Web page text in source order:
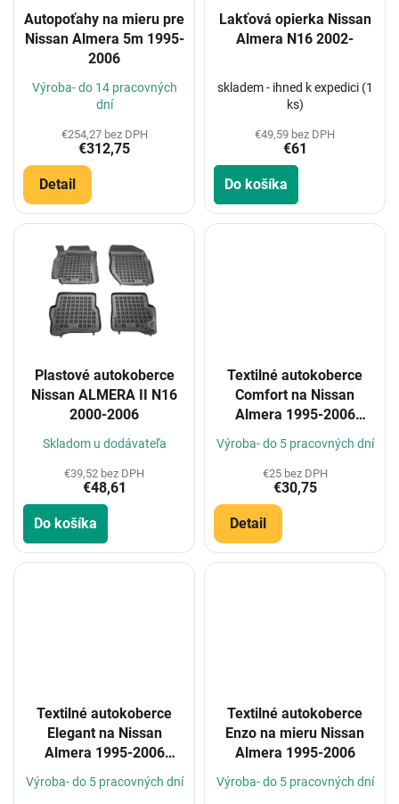
Autopoťahy na mieru pre
Nissan Almera 5m 1995-
2006
Výroba- do 14 pracovných
dní
€254,27 bez DPH
€312,75
Detail
Lakťová opierka Nissan
Almera N16 2002-
skladem - ihned k expedici (1
ks)
€49,59 bez DPH
€61
Do košíka
Plastové autokoberce
Nissan ALMERA II N16
2000-2006
Skladom u dodávateľa
€39,52 bez DPH
€48,61
Do košíka
Textilné autokoberce
Comfort na Nissan
Almera 1995-2006
Výroba- do 5 pracovných dní
€25 bez DPH
€30,75
Detail
Textilné autokoberce
Elegant na Nissan
Almera 1995-2006
(Konfigurátor)
Výroba- do 5 pracovných dní
Textilné autokoberce
Enzo na mieru Nissan
Almera 1995-2006
Výroba- do 5 pracovných dní